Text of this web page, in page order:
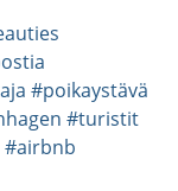
#poikaystävä
#turistit
#airbnb